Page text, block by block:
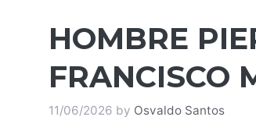
HOMBRE
FRANCISCO
11/06/2026 by Osvaldo Santos